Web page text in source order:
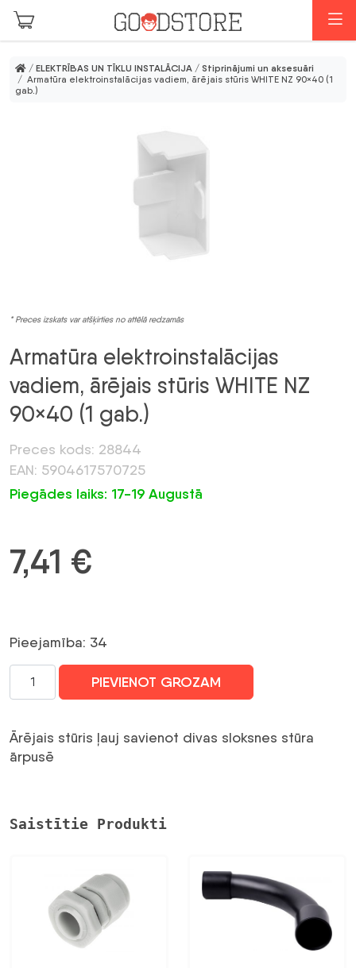
Skip to main content
/ ELEKTRĪBAS UN TĪKLU INSTALĀCIJA / Stiprinājumi un aksesuāri
/ Armatūra elektroinstalācijas vadiem, ārējais stūris WHITE NZ 90×40 (1
gab.)
* Preces izskats var atšķirties no attēlā redzamās
Armatūra elektroinstalācijas
vadiem, ārējais stūris WHITE NZ
90×40 (1 gab.)
Preces kods: 28844
EAN: 5904617570725
Piegādes laiks: 17-19 Augustā
7,41 €
Pieejamība: 34
Armatūra
elektroinstalācijas
ārējais
stūris
WHITE
(1
PIEVIENOT GROZAM
Ārējais stūris ļauj savienot divas sloksnes stūra
ārpusē
Saistītie Produkti